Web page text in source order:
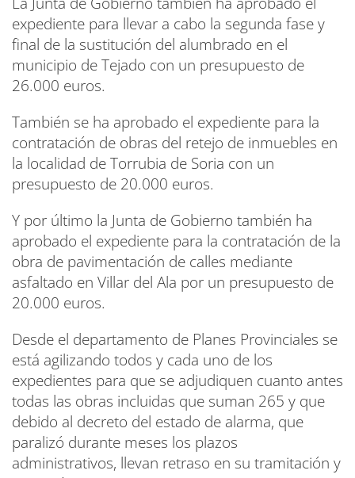
expediente para llevar a cabo la segunda fase y
final de la sustitución del alumbrado en el
municipio de Tejado con un presupuesto de
26.000 euros.
También se ha aprobado el expediente para la
contratación de obras del retejo de inmuebles en
la localidad de Torrubia de Soria con un
presupuesto de 20.000 euros.
Y por último la Junta de Gobierno también ha
aprobado el expediente para la contratación de la
obra de pavimentación de calles mediante
asfaltado en Villar del Ala por un presupuesto de
20.000 euros.
Desde el departamento de Planes Provinciales se
está agilizando todos y cada uno de los
expedientes para que se adjudiquen cuanto antes
todas las obras incluidas que suman 265 y que
debido al decreto del estado de alarma, que
paralizó durante meses los plazos
administrativos, llevan retraso en su tramitación y